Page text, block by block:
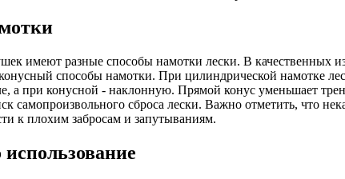
имеют разные способы намотки лески. В качественных
способы намотки. При цилиндрической намотке
а при конусной - наклонную. Прямой конус уменьшает
самопроизвольного сброса лески. Важно отметить, что
к плохим забросам и запутываниям.